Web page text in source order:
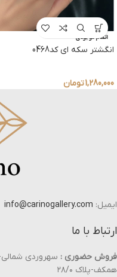
اتمام موجودی
انگشتر سکه ای کد0468
1,280,000تومان
ایمیل: info@carinogallery.com
ارتباط با ما
فروش حضوری : سهروردی
همکف-پلاک ۲۸/۰